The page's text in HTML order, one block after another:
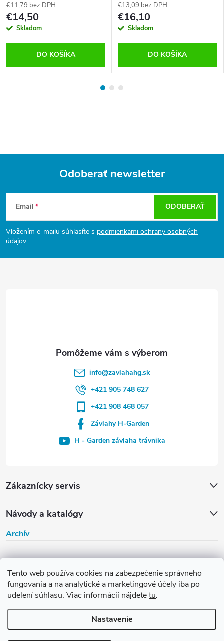
Tento web používa cookies na zabezpečenie správneho
fungovania a na analytické a marketingové účely iba po
udelení súhlasu. Viac informácií nájdetetu.
Nastavenie
€11,79 bez DPH
€14,50
Skladom
DO KOŠÍKA
€13,09 bez DPH
€16,10
Skladom
DO KOŠÍKA
e
Odoberať newsletter
Email
Vložením e-mailu súhlasíte s podmienkami ochrany osobných
údajov
ODOBERAŤ
Zákaznícky servis
Návody a katalógy
Archív
info@zavlahahg.sk
+421 905 748 627
+421 908 468 057
Závlahy H-Garden
H - Garden závlaha trávnika
nastavenie cookies